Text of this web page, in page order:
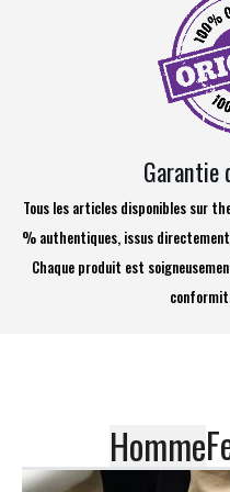
Garantie
Tous les articles disponibles sur
% authentiques, issus
Chaque produit est
Homme